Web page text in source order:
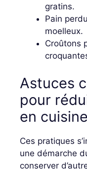
gratins.
Pain
moelleux.
Croûtons
Astuces
pour
en cuisine
Ces pratiques
une démarche
conserver